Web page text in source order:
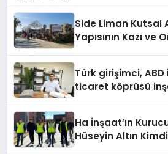
Side Liman Kutsal
Yapısının Kazı ve
Türk girişimci,
ticaret köprüsü
Ha İnşaat’ın
Hüseyin Altın